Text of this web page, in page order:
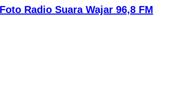
Radio Suara Wajar 96,8 FM